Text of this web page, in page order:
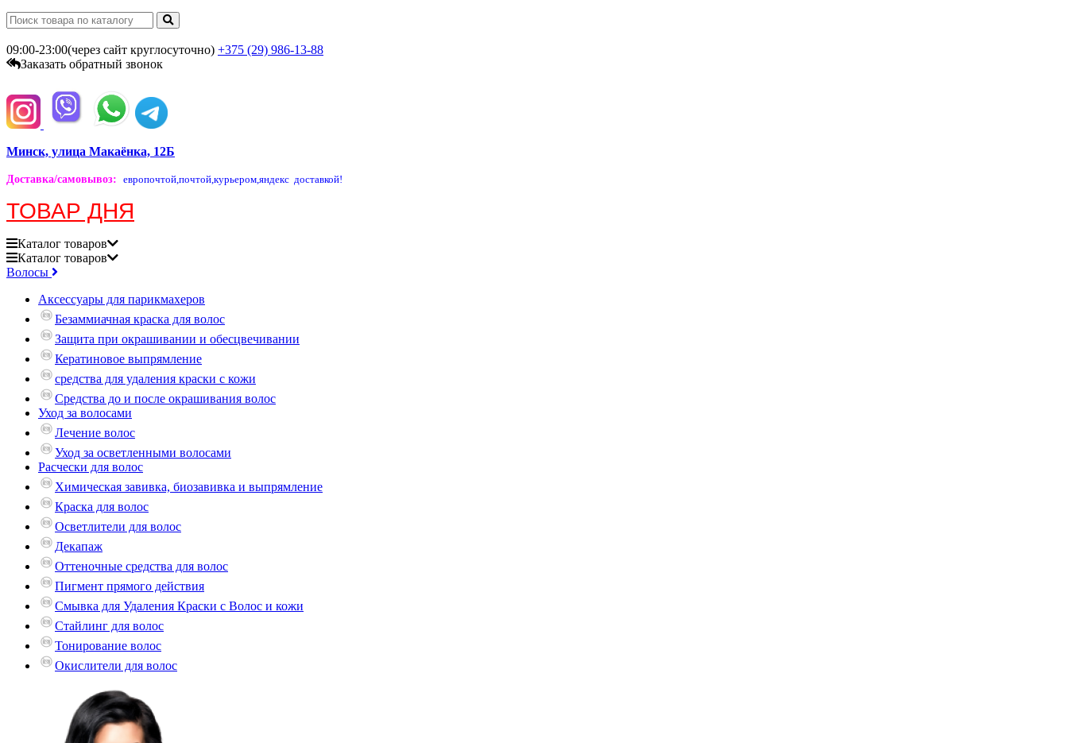
09:00-23:00(через сайт круглосуточно) +375 (29) 986-13-88
Заказать обратный звонок
Минск, улица Макаёнка, 12Б
Доставка/самовывоз: европочтой,почтой,курьером,яндекс доставкой!
ТОВАР ДНЯ
Каталог товаров
Каталог товаров
Волосы
Аксессуары для парикмахеров
Безаммиачная краска для волос
Защита при окрашивании и обесцвечивании
Кератиновое выпрямление
средства для удаления краски с кожи
Средства до и после окрашивания волос
Уход за волосами
Лечение волос
Уход за осветленными волосами
Расчески для волос
Химическая завивка, биозавивка и выпрямление
Краска для волос
Осветлители для волос
Декапаж
Оттеночные средства для волос
Пигмент прямого действия
Смывка для Удаления Краски с Волос и кожи
Стайлинг для волос
Тонирование волос
Окислители для волос